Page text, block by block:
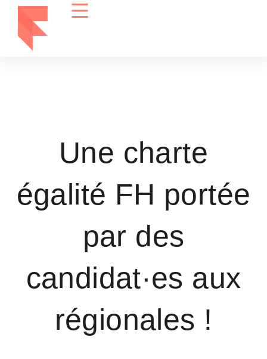
Une charte
égalité FH portée
par des
candidat·es aux
régionales !